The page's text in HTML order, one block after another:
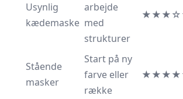
Usynlig
kædemaske
arbejde
med
strukturer
Stående
masker
Start på ny
farve eller
række